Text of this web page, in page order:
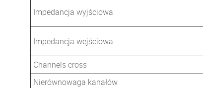
Impedancja wyjściowa
Impedancja wejściowa
Channels cross
Nierównowaga kanałów